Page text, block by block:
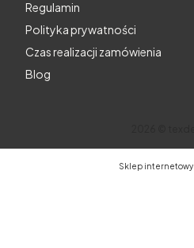
Regulamin
Polityka prywatności
Czas realizacji zamówienia
Blog
Sklep internetowy